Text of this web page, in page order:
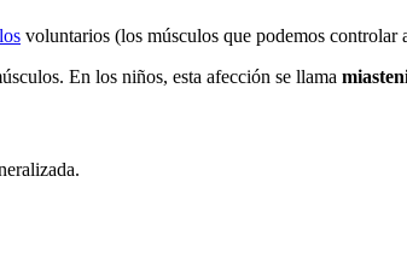
voluntarios (los músculos que podemos
En los niños, esta afección se llama